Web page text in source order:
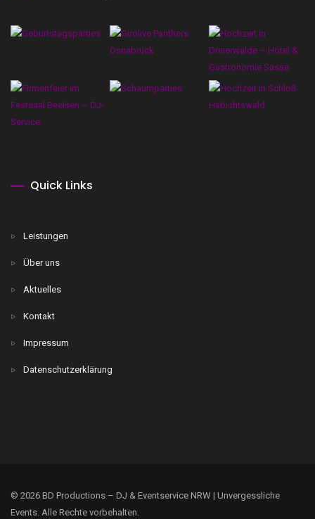
Quick Links
Leistungen
Über uns
Aktuelles
Kontakt
Impressum
Datenschutzerklärung
© 2026 BD Productions – DJ & Eventservice NRW | Unvergessliche
Events. Alle Rechte vorbehalten.